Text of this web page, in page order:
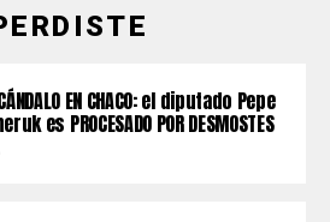
EN CHACO: el diputado Pepe
es PROCESADO POR DESMOSTES